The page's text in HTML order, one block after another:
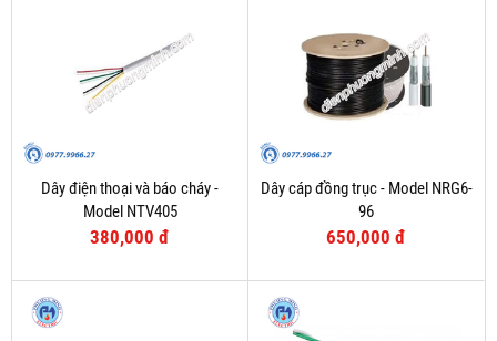
Dây điện thoại và báo cháy -
Model NTV405
380,000 đ
Dây cáp đồng trục - Model NRG6-
96
650,000 đ